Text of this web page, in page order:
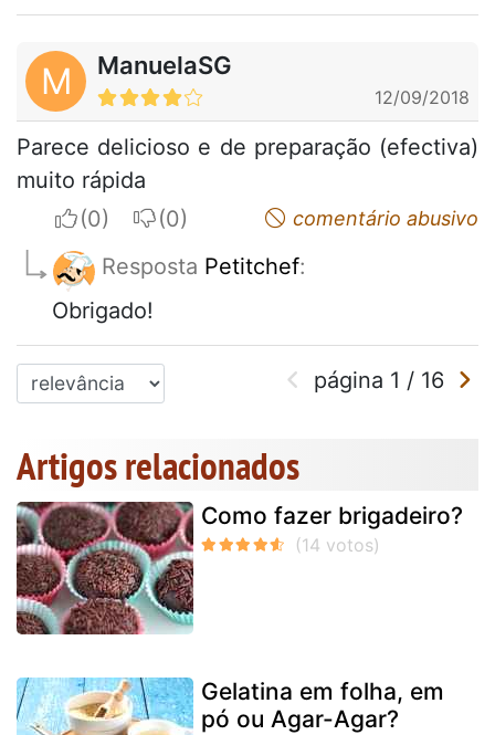
M ManuelaSG
12/09/2018
Parece delicioso e de preparação (efectiva)
muito rápida
I apreciateI do not appreciatecomentário abusivo
Resposta Petitchef:
Obrigado!
página 1 / 16
Artigos relacionados
Como fazer brigadeiro?
Gelatina em folha, em
pó ou Agar-Agar?